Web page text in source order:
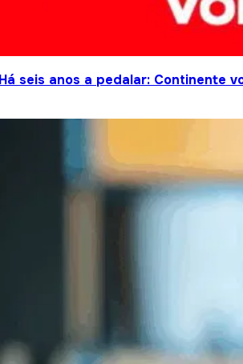
Há seis anos a pedalar: Continente